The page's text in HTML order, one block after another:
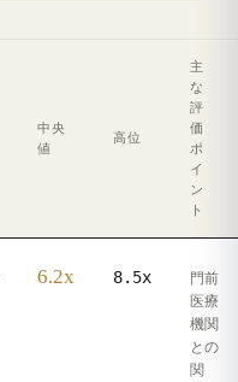
中央
値
高位
主
な
評
価
ポ
イ
ン
ト
6.2x 8.5x
門前
医療
機関
との
関